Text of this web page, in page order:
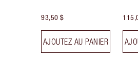
93,50 $
AJOUTEZ AU PANIER